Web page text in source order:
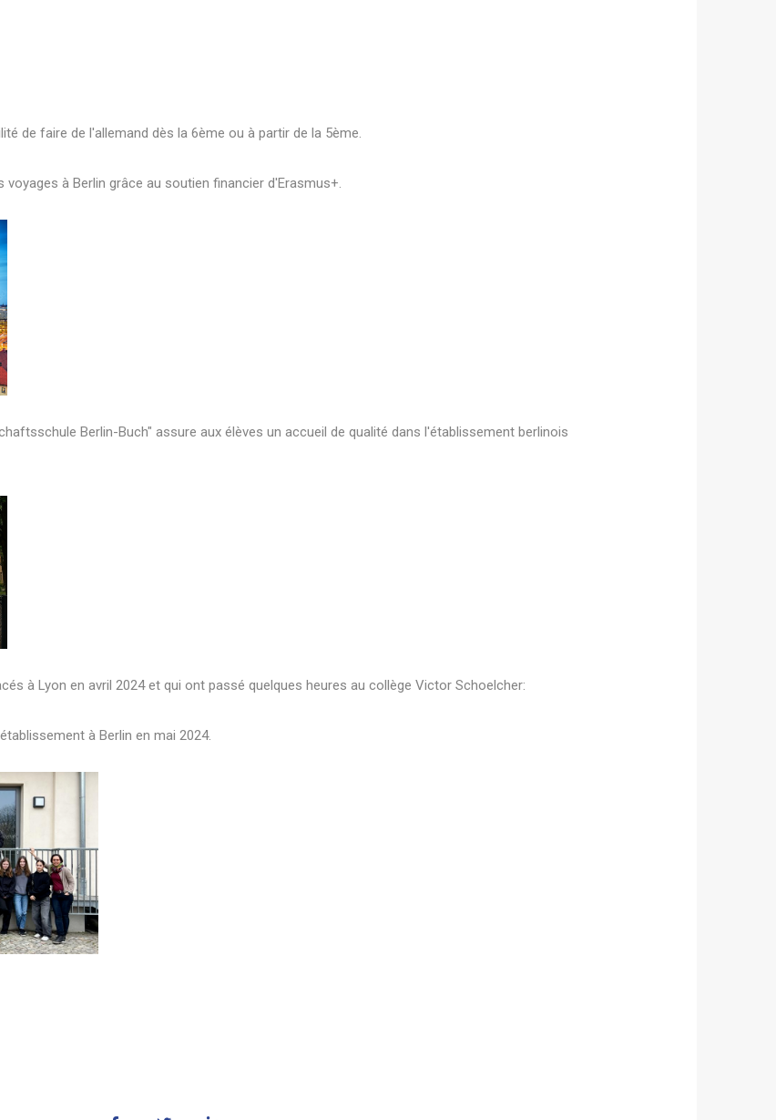
de faire de l'allemand dès la 6ème ou à partir de la 5ème.
à Berlin grâce au soutien financier d'Erasmus+.
Berlin-Buch" assure aux élèves un accueil de qualité dans l'établissement berlinois
à Lyon en avril 2024 et qui ont passé quelques heures au collège Victor Schoelcher:
à Berlin en mai 2024.